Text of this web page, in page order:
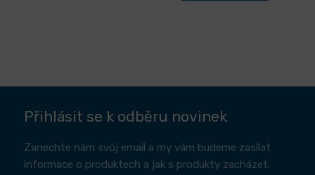
Přihlásit se k odběru novinek
Zanechte nám svůj email a my vám budeme zasílat
informace o produktech a jak s produkty zacházet.